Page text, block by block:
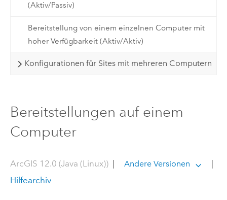
(Aktiv/Passiv)
Bereitstellung von einem einzelnen Computer mit
hoher Verfügbarkeit (Aktiv/Aktiv)
Konfigurationen für Sites mit mehreren Computern
Bereitstellungen auf einem
Computer
ArcGIS 12.0 (Java (Linux))| Andere Versionen
Hilfearchiv